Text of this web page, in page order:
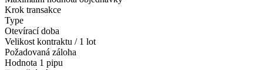
Krok transakce
Type
Otevírací doba
Velikost kontraktu / 1 lot
Požadovaná záloha
Hodnota 1 pipu